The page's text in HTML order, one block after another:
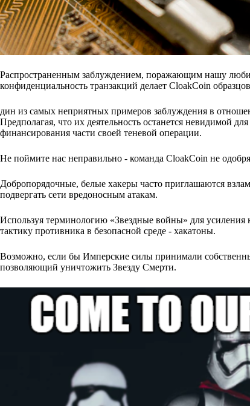
Распространенным заблуждением, поражающим нашу
конфиденциальность транзакций делает CloakCoin
дин из самых неприятных примеров заблуждения в
Предполагая, что их деятельность останется невидимой
финансирования части своей теневой операции.
Не поймите нас неправильно - команда CloakCoin не
Добропорядочные, белые хакеры часто приглашаются
подвергать сети вредоносным атакам.
Используя терминологию «Звездные войны» для
тактику противника в безопасной среде - хакатоны.
Возможно, если бы Имперские силы принимали
позволяющий уничтожить Звезду Смерти.